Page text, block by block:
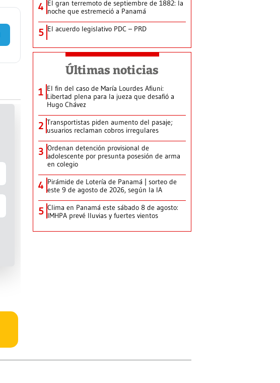
4 El gran terremoto de septiembre de 1882: la
noche que estremeció a Panamá
5 El acuerdo legislativo PDC – PRD
Últimas noticias
1 El fin del caso de María Lourdes Afiuni:
Libertad plena para la jueza que desafió a
Hugo Chávez
2 Transportistas piden aumento del pasaje;
usuarios reclaman cobros irregulares
3 Ordenan detención provisional de
adolescente por presunta posesión de arma
en colegio
4 Pirámide de Lotería de Panamá | sorteo de
este 9 de agosto de 2026, según la IA
5 Clima en Panamá este sábado 8 de agosto:
IMHPA prevé lluvias y fuertes vientos